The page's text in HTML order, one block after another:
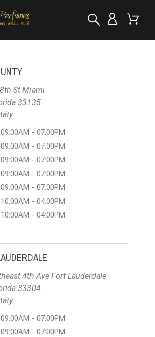
St Miami
33135
09:00AM - 07:00PM
09:00AM - 07:00PM
09:00AM - 07:00PM
09:00AM - 07:00PM
09:00AM - 07:00PM
10:00AM - 04:00PM
10:00AM - 04:00PM
4th Ave Fort Lauderdale
33304
09:00AM - 07:00PM
09:00AM - 07:00PM